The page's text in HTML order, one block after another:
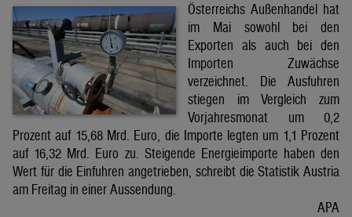
Österreichs Außenhandel hat
im Mai sowohl bei den
Exporten als auch bei den
Importen Zuwächse
verzeichnet. Die Ausfuhren
stiegen im Vergleich zum
Vorjahresmonat um 0,2
Prozent auf 15,68 Mrd. Euro, die Importe legten um 1,1 Prozent
auf 16,32 Mrd. Euro zu. Steigende Energieimporte haben den
Wert für die Einfuhren angetrieben, schreibt die Statistik Austria
am Freitag in einer Aussendung.
APA